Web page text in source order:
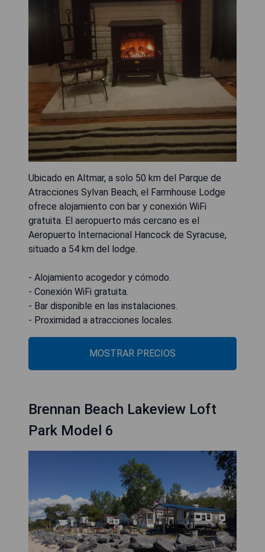
Ubicado en Altmar, a solo 50 km del Parque de
Atracciones Sylvan Beach, el Farmhouse Lodge
ofrece alojamiento con bar y conexión WiFi
gratuita. El aeropuerto más cercano es el
Aeropuerto Internacional Hancock de Syracuse,
situado a 54 km del lodge.
- Alojamiento acogedor y cómodo.
- Conexión WiFi gratuita.
- Bar disponible en las instalaciones.
- Proximidad a atracciones locales.
MOSTRAR PRECIOS
Brennan Beach Lakeview Loft
Park Model 6